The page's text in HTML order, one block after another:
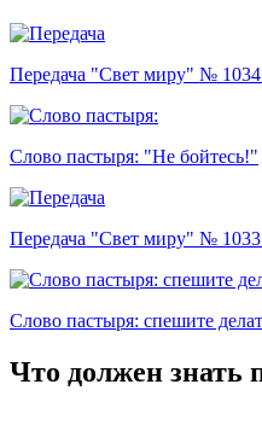
Передача "Свет миру" № 1034
Слово пастыря: "Не бойтесь!"
Передача "Свет миру" № 1033
Слово пастыря: спешите
Что должен знать